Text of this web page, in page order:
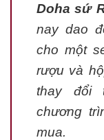
Doha sứ
nay dao
cho một
rượu và
thay đổi
chương
mua.